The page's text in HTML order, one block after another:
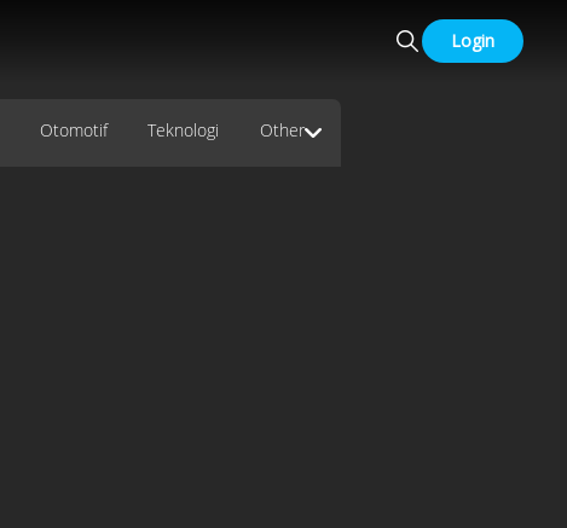
Login
Otomotif Teknologi Other